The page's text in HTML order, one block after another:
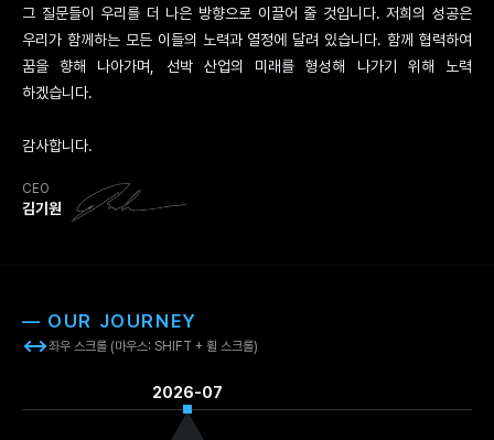
그 질문들이 우리를 더 나은 방향으로 이끌어 줄 것입니다. 저희의 성공은
우리가 함께하는 모든 이들의 노력과 열정에 달려 있습니다. 함께 협력하여
꿈을 향해 나아가며, 선박 산업의 미래를 형성해 나가기 위해 노력
하겠습니다.
감사합니다.
CEO
김기원
— OUR JOURNEY
좌우 스크롤 (마우스: SHIFT + 휠 스크롤)
2026-07